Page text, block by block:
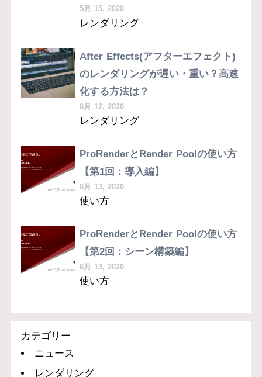
5月 15, 2020
レンダリング
After Effects(アフターエフェクト)
のレンダリングが遅い・重い？高速
化する方法は？
6月 12, 2020
レンダリング
ProRenderとRender Poolの使い方
【第1回：導入編】
6月 13, 2020
使い方
ProRenderとRender Poolの使い方
【第2回：シーン構築編】
6月 13, 2020
使い方
カテゴリー
ニュース
レンダリング